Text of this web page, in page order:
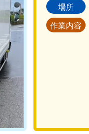
場所
作業内容